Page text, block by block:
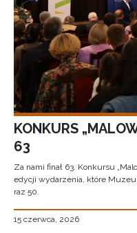
KONKURS
63
Za nami finał 63. Konkursu
edycji wydarzenia, które
raz 50.
15 czerwca, 2026